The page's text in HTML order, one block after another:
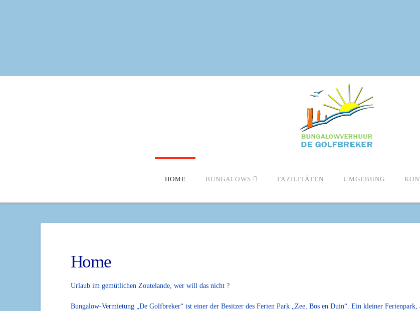
HOME BUNGALOWS FAZILITÄTEN UMGEBUNG
Home
Urlaub im gemütlichen Zoutelande, wer will das nicht ?
Bungalow-Vermietung „De Golfbreker“ ist einer der Besitzer des Ferien Park „Zee, Bos en Duin“. Ein kleiner